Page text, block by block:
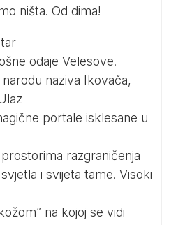
ništa. Od dima!
odaje Velesove.
naziva Ikovača,
portale isklesane u
razgraničenja
i svijeta tame. Visoki
na kojoj se vidi